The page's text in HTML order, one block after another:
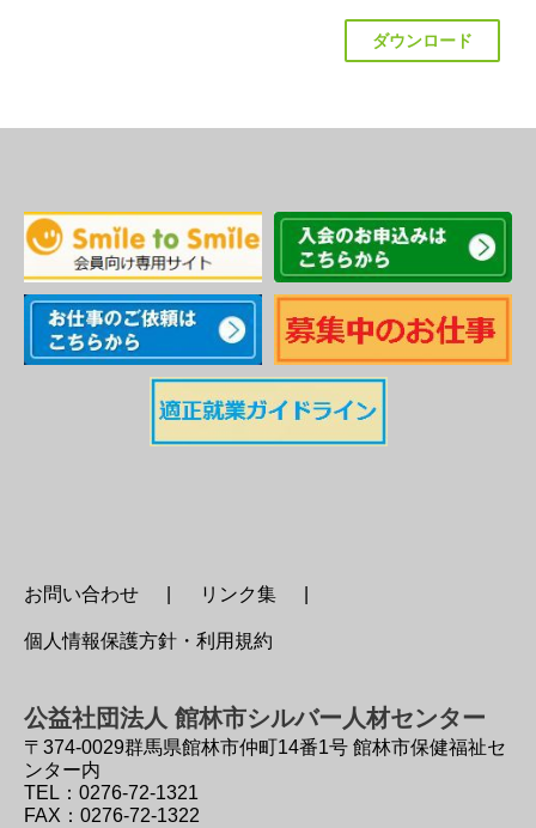
ダウンロード
お問い合わせ リンク集
個人情報保護方針・利用規約
公益社団法人 館林市シルバー人材センター
〒374-0029群馬県館林市仲町14番1号 館林市保健福祉セ
ンター内
TEL：0276-72-1321
FAX：0276-72-1322